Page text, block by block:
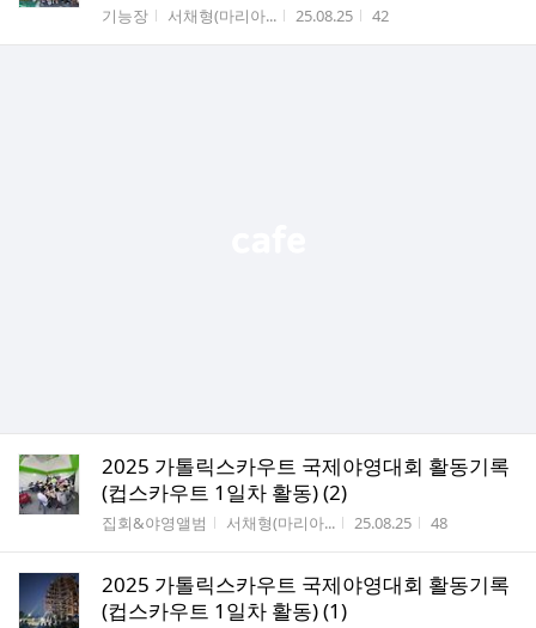
게시판명
기능장 작성자
서채형(마리아... 작성시간
25.08.25 조회수
42
2025 가톨릭스카우트 국제야영대회 활동기록
(컵스카우트 1일차 활동) (2)
게시판명
집회&야영앨범 작성자
서채형(마리아... 작성시간
25.08.25 조회수
48
2025 가톨릭스카우트 국제야영대회 활동기록
(컵스카우트 1일차 활동) (1)